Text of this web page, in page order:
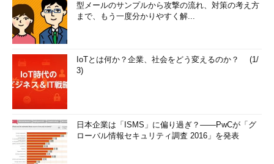
型メールのサンプルから攻撃の流れ、対策の考え方
まで、もう一度分かりやすく解...
IoTとは何か？企業、社会をどう変えるのか？ (1/
3)
日本企業は「ISMS」に偏り過ぎ？――PwCが「グ
ローバル情報セキュリティ調査 2016」を発表